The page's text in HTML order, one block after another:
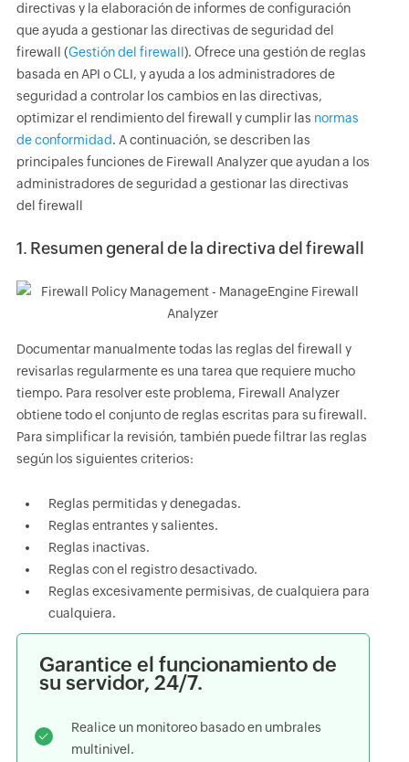
directivas y la elaboración de informes de configuración
que ayuda a gestionar las directivas de seguridad del
firewall (Gestión del firewall). Ofrece una gestión de reglas
basada en API o CLI, y ayuda a los administradores de
seguridad a controlar los cambios en las directivas,
optimizar el rendimiento del firewall y cumplir las normas
de conformidad. A continuación, se describen las
principales funciones de Firewall Analyzer que ayudan a los
administradores de seguridad a gestionar las directivas
del firewall
1. Resumen general de la directiva del firewall
Documentar manualmente todas las reglas del firewall y
revisarlas regularmente es una tarea que requiere mucho
tiempo. Para resolver este problema, Firewall Analyzer
obtiene todo el conjunto de reglas escritas para su firewall.
Para simplificar la revisión, también puede filtrar las reglas
según los siguientes criterios:
Reglas permitidas y denegadas.
Reglas entrantes y salientes.
Reglas inactivas.
Reglas con el registro desactivado.
Reglas excesivamente permisivas, de cualquiera para
cualquiera.
Garantice el funcionamiento de
su servidor, 24/7.
Realice un monitoreo basado en umbrales
multinivel.